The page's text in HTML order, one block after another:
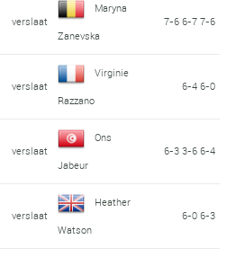
verslaat
Maryna
Zanevska
7-6 6-7 7-6
verslaat
Virginie
Razzano
6-4 6-0
verslaat
Ons
Jabeur
6-3 3-6 6-4
verslaat
Heather
Watson
6-0 6-3